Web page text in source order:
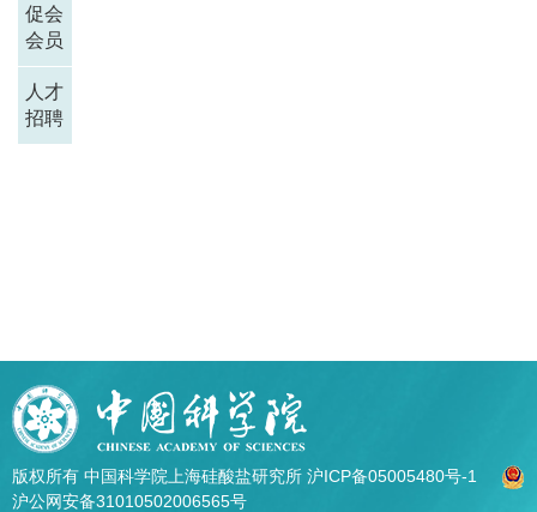
促会
会员
人才
招聘
版权所有 中国科学院上海硅酸盐研究所 沪ICP备05005480号-1
沪公网安备31010502006565号